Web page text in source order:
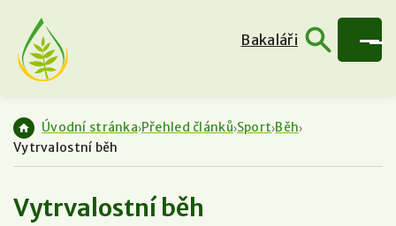
Bakaláři
Úvodní stránka Přehled článků Sport Běh
Vytrvalostní běh
Vytrvalostní běh